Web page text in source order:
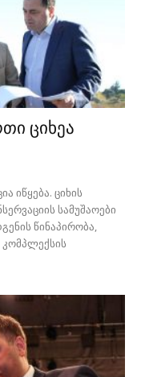
ციხეა
იწყება. ციხის
სამუშაოები
წინაპირობა,